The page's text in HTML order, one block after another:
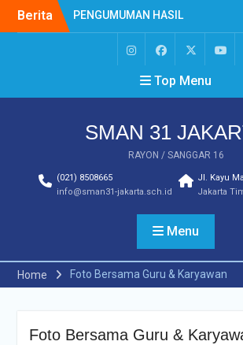
Berita
PENGUMUMAN HASIL
SELEKSI SNBP 2026
PENGUMUMAN HASIL TES
MUTASI PERPINDAHAN
TAHAP 2 TAHUN
PELAJARAN 2025/2026
MASUK TAHUN
Minuman Tradisional
Nusantara Perpaduan
Rasa Budaya dan
PENGUMUMAN
KELULUSAN MURID KELAS
XII SMAN 31 JAKARTA
Top Menu
SMAN 31
RAYON / SANGGAR 16
(021) 8508665
info@sman31-jakarta.sch.id
Jl. Kayu
Jakarta
Menu
Home Foto Bersama Guru & Karyawan
Foto Bersama Guru &